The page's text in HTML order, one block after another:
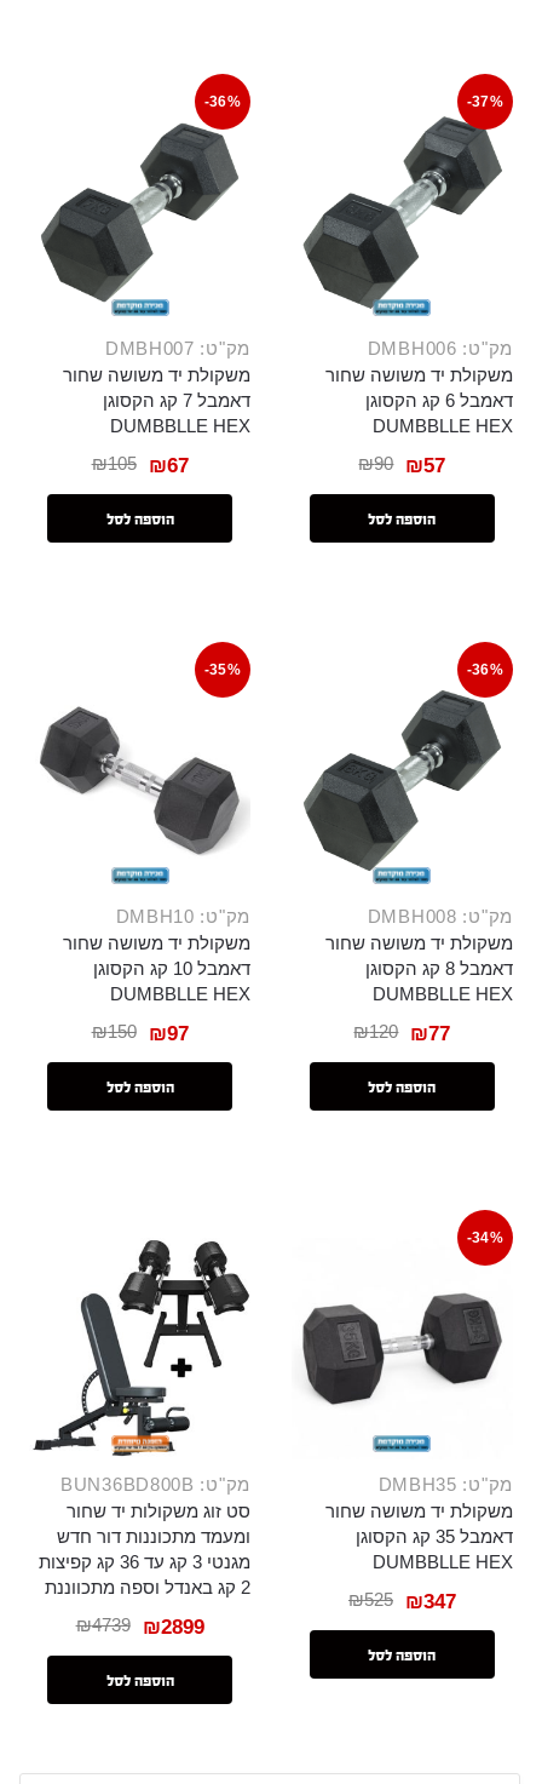
-37%
מק"ט: DMBH006
משקולת יד משושה שחור
דאמבל 6 קג הקסוגן
DUMBBLLE HEX
₪90 ₪57
הוספה לסל
-36%
מק"ט: DMBH007
משקולת יד משושה שחור
דאמבל 7 קג הקסוגן
DUMBBLLE HEX
₪105 ₪67
הוספה לסל
-36%
מק"ט: DMBH008
משקולת יד משושה שחור
דאמבל 8 קג הקסוגן
DUMBBLLE HEX
₪120 ₪77
הוספה לסל
-35%
מק"ט: DMBH10
משקולת יד משושה שחור
דאמבל 10 קג הקסוגן
DUMBBLLE HEX
₪150 ₪97
הוספה לסל
-34%
מק"ט: DMBH35
משקולת יד משושה שחור
דאמבל 35 קג הקסוגן
DUMBBLLE HEX
₪525 ₪347
הוספה לסל
מק"ט: BUN36BD800B
סט זוג משקולות יד שחור
ומעמד מתכוננות דור חדש
מגנטי 3 קג עד 36 קג קפיצות
2 קג באנדל וספה מתכווננת
₪4739 ₪2899
הוספה לסל